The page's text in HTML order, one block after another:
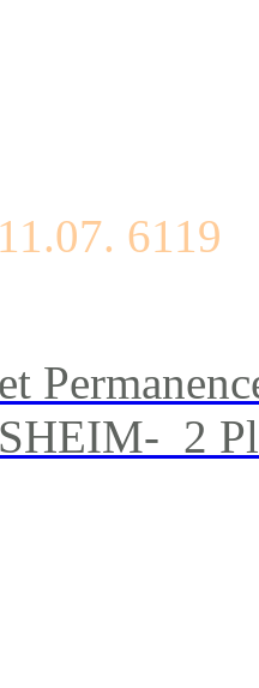
6119
2